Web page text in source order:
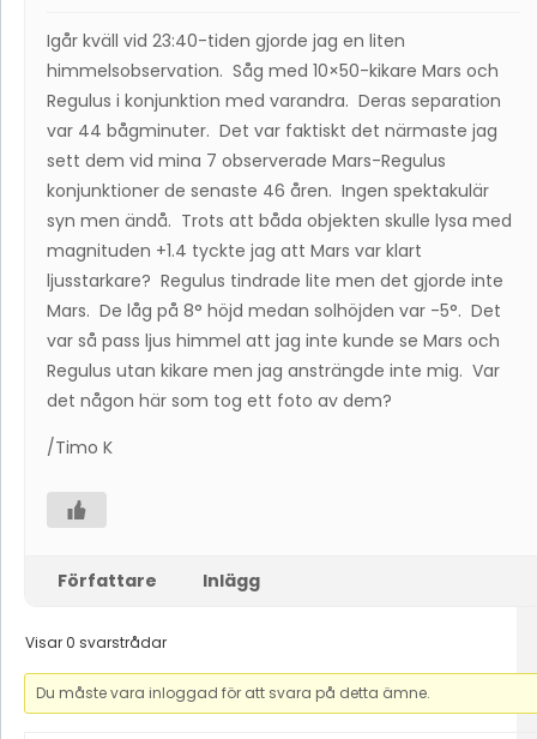
Igår kväll vid 23:40-tiden gjorde jag en liten
himmelsobservation. Såg med 10×50-kikare Mars och
Regulus i konjunktion med varandra. Deras separation
var 44 bågminuter. Det var faktiskt det närmaste jag
sett dem vid mina 7 observerade Mars-Regulus
konjunktioner de senaste 46 åren. Ingen spektakulär
syn men ändå. Trots att båda objekten skulle lysa med
magnituden +1.4 tyckte jag att Mars var klart
ljusstarkare? Regulus tindrade lite men det gjorde inte
Mars. De låg på 8° höjd medan solhöjden var -5°. Det
var så pass ljus himmel att jag inte kunde se Mars och
Regulus utan kikare men jag ansträngde inte mig. Var
det någon här som tog ett foto av dem?
/Timo K
Författare Inlägg
Visar 0 svarstrådar
Du måste vara inloggad för att svara på detta ämne.